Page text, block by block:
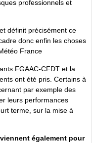
professionnels et
définit précisément ce
donc enfin les choses
France
FGAAC-CFDT et la
ont été pris. Certains à
par exemple des
leurs performances
terme, sur la mise à
également pour